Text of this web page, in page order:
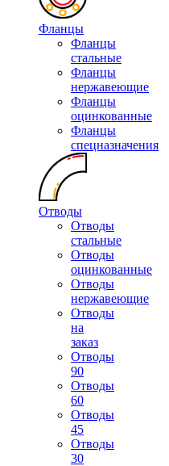
Фланцы
Фланцы
стальные
Фланцы
нержавеющие
Фланцы
оцинкованные
Фланцы
спецназначения
Отводы
Отводы
стальные
Отводы
оцинкованные
Отводы
нержавеющие
Отводы
на
заказ
Отводы
90
Отводы
60
Отводы
45
Отводы
30